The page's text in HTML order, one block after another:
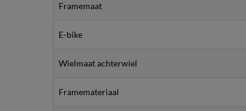
Framemaat
E-bike
Wielmaat achterwiel
Framemateriaal